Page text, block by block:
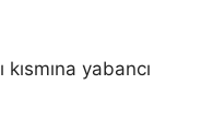
yabancı